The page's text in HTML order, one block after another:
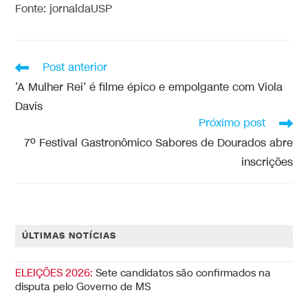
Fonte: jornaldaUSP
Post anterior
‘A Mulher Rei’ é filme épico e empolgante com Viola
Davis
Próximo post
7º Festival Gastronômico Sabores de Dourados abre
inscrições
ÚLTIMAS NOTÍCIAS
ELEIÇÕES 2026: Sete candidatos são confirmados na
disputa pelo Governo de MS